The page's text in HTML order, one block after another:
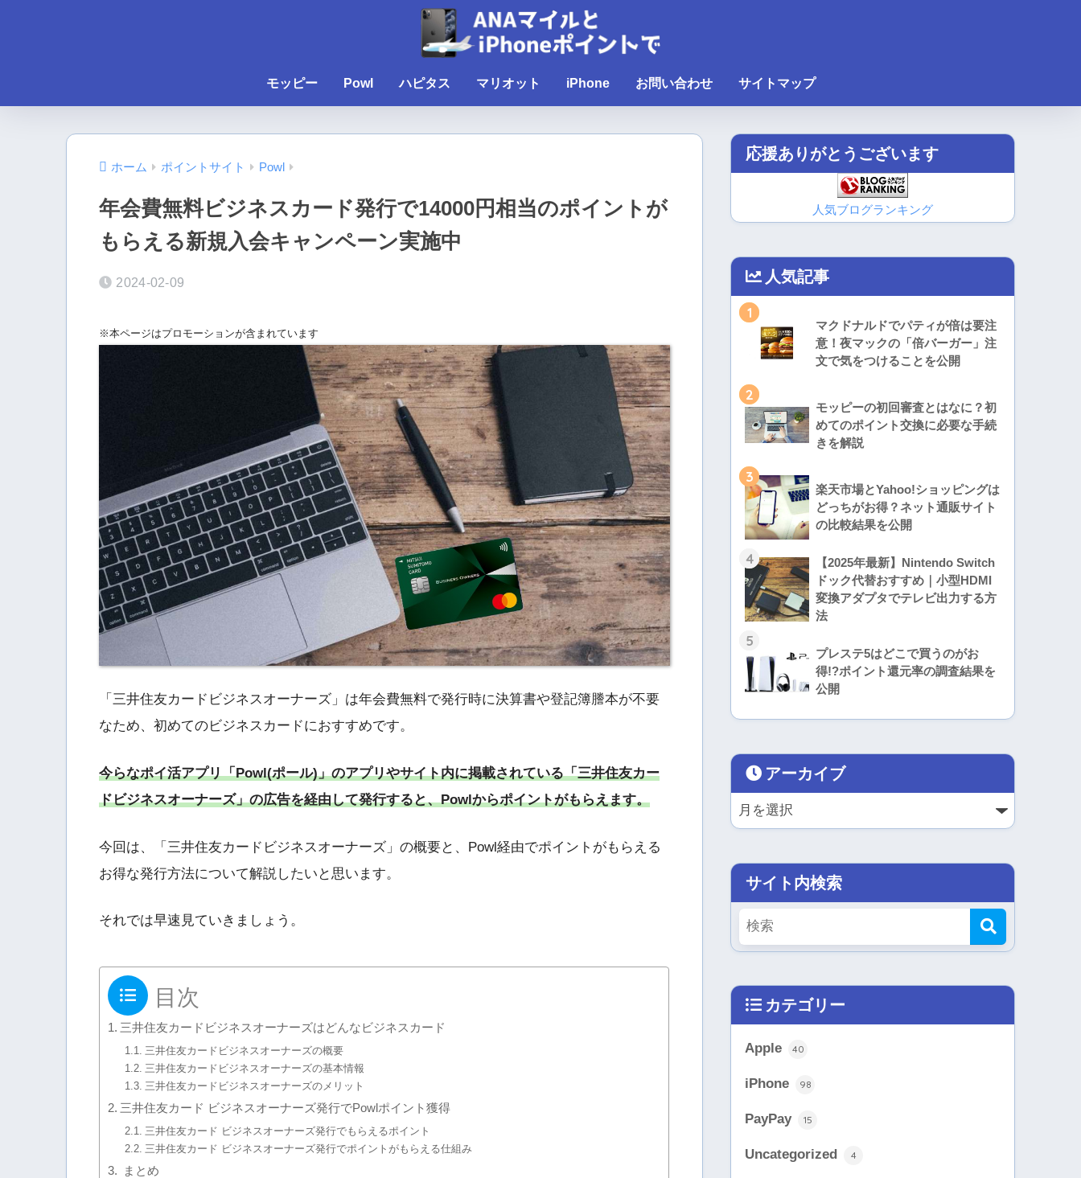
モッピー Powl ハピタス マリオット iPhone お問い合わせ サイトマップ
ホーム ポイントサイト Powl
年会費無料ビジネスカード発行で14000円相当のポイントが
もらえる新規入会キャンペーン実施中
2024-02-09
※本ページはプロモーションが含まれています
「三井住友カードビジネスオーナーズ」は年会費無料で発行時に決算書や登記簿謄本が不要
なため、初めてのビジネスカードにおすすめです。
今らなポイ活アプリ「Powl(ポール)」のアプリやサイト内に掲載されている「三井住友カー
ドビジネスオーナーズ」の広告を経由して発行すると、Powlからポイントがもらえます。
今回は、「三井住友カードビジネスオーナーズ」の概要と、Powl経由でポイントがもらえる
お得な発行方法について解説したいと思います。
それでは早速見ていきましょう。
目次
三井住友カードビジネスオーナーズはどんなビジネスカード
三井住友カードビジネスオーナーズの概要
三井住友カードビジネスオーナーズの基本情報
三井住友カードビジネスオーナーズのメリット
三井住友カード ビジネスオーナーズ発行でPowlポイント獲得
三井住友カード ビジネスオーナーズ発行でもらえるポイント
三井住友カード ビジネスオーナーズ発行でポイントがもらえる仕組み
まとめ
応援ありがとうございます
人気ブログランキング
人気記事
1
マクドナルドでパティが倍は要注
意！夜マックの「倍バーガー」注
文で気をつけることを公開
2
モッピーの初回審査とはなに？初
めてのポイント交換に必要な手続
きを解説
3
楽天市場とYahoo!ショッピングは
どっちがお得？ネット通販サイト
の比較結果を公開
4
【2025年最新】Nintendo Switch
ドック代替おすすめ｜小型HDMI
変換アダプタでテレビ出力する方
法
5
プレステ5はどこで買うのがお
得!?ポイント還元率の調査結果を
公開
アーカイブ
サイト内検索
カテゴリー
Apple 40
iPhone 98
PayPay 15
Uncategorized 4